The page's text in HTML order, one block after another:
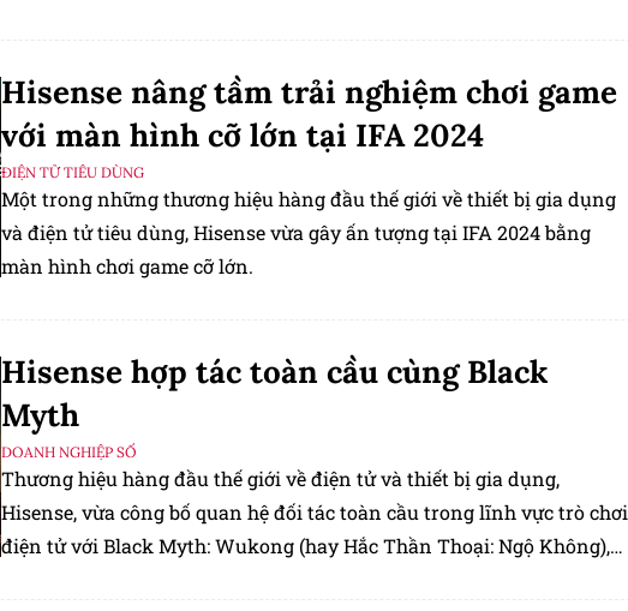
Hisense nâng tầm trải nghiệm chơi game
với màn hình cỡ lớn tại IFA 2024
ĐIỆN TỬ TIÊU DÙNG
Một trong những thương hiệu hàng đầu thế giới về thiết bị gia dụng
và điện tử tiêu dùng,Hisensevừa gây ấn tượng tại IFA 2024 bằng
màn hình chơi game cỡ lớn.
Hisense hợp tác toàn cầu cùng Black
Myth
DOANH NGHIỆP SỐ
Thương hiệu hàng đầu thế giới về điện tử và thiết bị gia dụng,
Hisense, vừa công bố quan hệ đối tác toàn cầu trong lĩnh vực trò chơi
điện tử với Black Myth: Wukong (hay Hắc Thần Thoại: Ngộ Không),